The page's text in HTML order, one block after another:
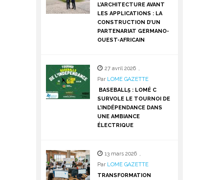
L’ARCHITECTURE AVANT
LES APPLICATIONS : LA
CONSTRUCTION D’UN
PARTENARIAT GERMANO-
OUEST-AFRICAIN
27 avril 2026 ,
Par LOME GAZETTE
BASEBALL5 : LOMÉ C
SURVOLE LE TOURNOI DE
L’INDÉPENDANCE DANS
UNE AMBIANCE
ÉLECTRIQUE
13 mars 2026 ,
Par LOME GAZETTE
TRANSFORMATION